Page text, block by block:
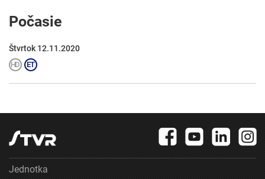
Počasie
Štvrtok 12.11.2020
Jednotka